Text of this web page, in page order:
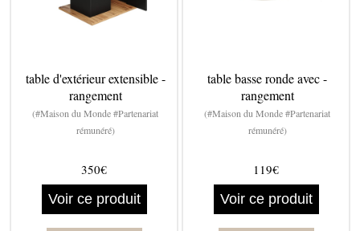
table d'extérieur extensible -
rangement
(#Maison du Monde #Partenariat
rémunéré)
350€
Voir ce produit
table basse ronde avec -
rangement
(#Maison du Monde #Partenariat
rémunéré)
119€
Voir ce produit